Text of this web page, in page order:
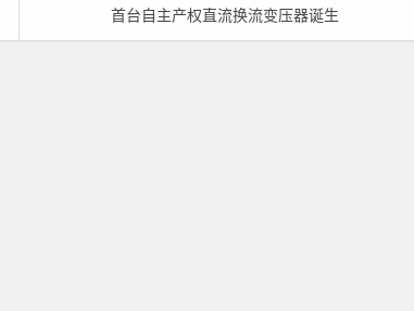
首台自主产权直流换流变压器诞生